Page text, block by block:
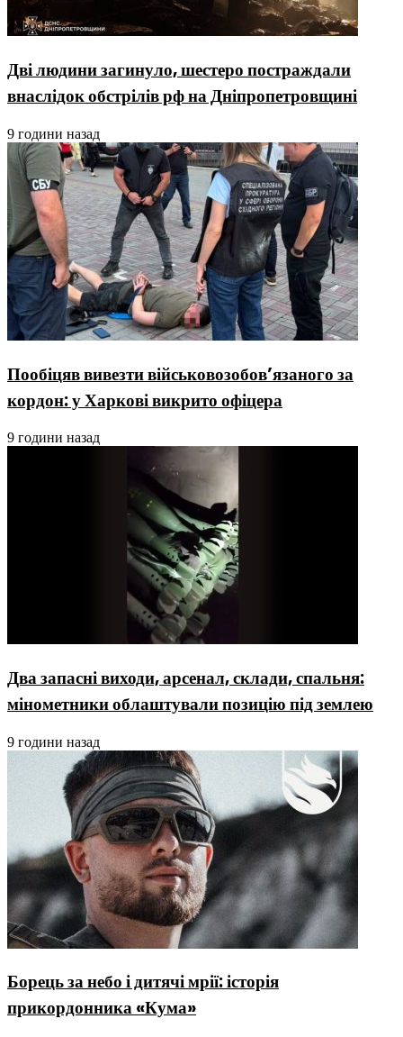
Дві людини загинуло, шестеро постраждали
внаслідок обстрілів рф на Дніпропетровщині
9 години назад
Пообіцяв вивезти військовозобов’язаного за
кордон: у Харкові викрито офіцера
9 години назад
Два запасні виходи, арсенал, склади, спальня:
мінометники облаштували позицію під землею
9 години назад
Борець за небо і дитячі мрії: історія
прикордонника «Кума»